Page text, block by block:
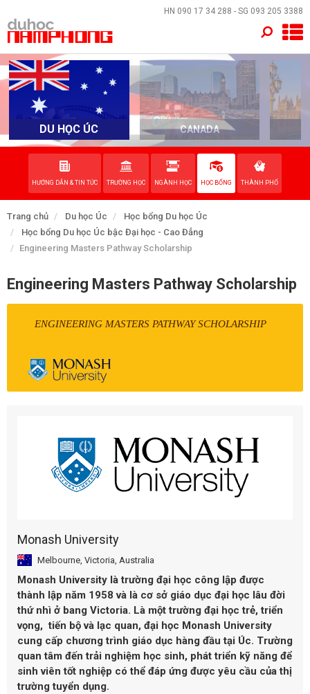
HN 090 17 34 288 - SG 093 205 3388
DU HỌC ÚC CANADA
HƯỚNG DẪN & TIN TỨC TRƯỜNG HỌC NGÀNH HỌC HỌC BỔNG THÀNH PHỐ
Trang chủ Du học Úc
Học bổng Du học Úc
Học bổng Du học Úc bậc Đại học - Cao Đẳng
Engineering Masters Pathway Scholarship
Engineering Masters Pathway Scholarship
ENGINEERING MASTERS PATHWAY SCHOLARSHIP
Monash University
Melbourne, Victoria, Australia
Monash University là trường đại học công lập được
thành lập năm 1958 và là cơ sở giáo dục đại học lâu đời
thứ nhì ở bang Victoria. Là một trường đại học trẻ, triển
vọng, tiến bộ và lạc quan, đại học Monash University
cung cấp chương trình giáo dục hàng đầu tại Úc. Trường
quan tâm đến trải nghiệm học sinh, phát triển kỹ năng để
sinh viên tốt nghiệp có thể đáp ứng được yêu cầu của thị
trường tuyển dụng.
×
TRANG CHỦ
QUỐC GIA
EVENTS
VỀ NAM PHONG
LIÊN HỆ